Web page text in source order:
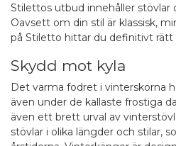
Stilettos utbud innehåller stövlar
Oavsett om din stil är klassisk,
på Stiletto hittar du definitivt rätt
Skydd mot kyla
Det varma fodret i vinterskorna
även under de kallaste frostiga
även ett brett urval av
stövlar i olika längder och stilar,